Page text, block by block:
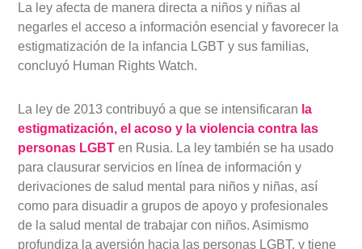
La ley afecta de manera directa a niños y niñas al
negarles el acceso a información esencial y favorecer la
estigmatización de la infancia LGBT y sus familias,
concluyó Human Rights Watch.
La ley de 2013 contribuyó a que se intensificaran la
estigmatización, el acoso y la violencia contra las
personas LGBT en Rusia. La ley también se ha usado
para clausurar servicios en línea de información y
derivaciones de salud mental para niños y niñas, así
como para disuadir a grupos de apoyo y profesionales
de la salud mental de trabajar con niños. Asimismo
profundiza la aversión hacia las personas LGBT, y tiene